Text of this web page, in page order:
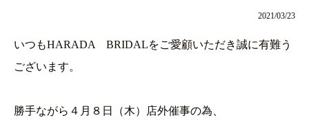
2021/03/23
いつもHARADA BRIDALをご愛顧いただき誠に有難う
ございます。
勝手ながら４月８日（木）店外催事の為、